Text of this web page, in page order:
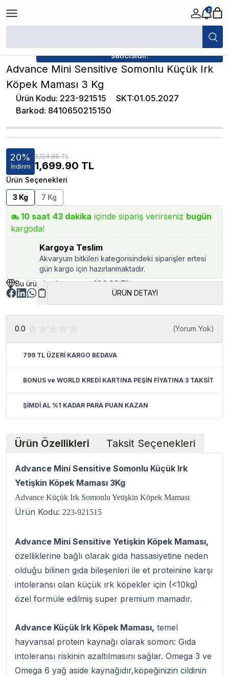
2
/ Advance Mini Sensitive Somonlu Küçük Irk
satıcısıdır.
Advance Mini Sensitive Somonlu Küçük Irk
Köpek Maması 3 Kg
Ürün Kodu: 223-921515 SKT:01.05.2027
Barkod: 8410650215150
20%
İndirim
2,124.88 TL
1,699.90 TL
Ürün Seçenekleri
3 Kg
7 Kg
10 saat 43 dakika içinde sipariş verirseniz bugün
kargoda!
Kargoya Teslim
Akvaryum bitkileri kategorisindeki siparişler ertesi
gün kargo için hazırlanmaktadır.
Bu üründen kazancınız424.98 TL
ÜRÜN DETAYI
0.0 (Yorum Yok)
799 TL ÜZERİ KARGO BEDAVA
BONUS ve WORLD KREDİ KARTINA PEŞİN FİYATINA 3 TAKSİT
ŞİMDİ AL %1 KADAR PARA PUAN KAZAN
Ürün Özellikleri Taksit Seçenekleri
Advance Mini Sensitive Somonlu Küçük Irk
Yetişkin Köpek Maması 3Kg
Advance Küçük Irk Somonlu Yetişkin Köpek Maması
Ürün Kodu: 223-921515
Advance Mini Sensitive Yetişkin Köpek Maması,
özelliklerine bağlı olarak gıda hassasiyetine neden
olduğu bilinen gıda bileşenleri ile et proteinine karşı
intoleransı olan küçük ırk köpekler için (<10kg)
özel formüle edilmiş super premium mamadır.
Advance Küçük Irk Köpek Maması, temel
hayvansal protein kaynağı olarak somon: Gıda
intoleransı riskinin azaltılmasını sağlar. Omega 3 ve
Omega 6 yağ aside kaynağıdır,köpeğinizin cildinin